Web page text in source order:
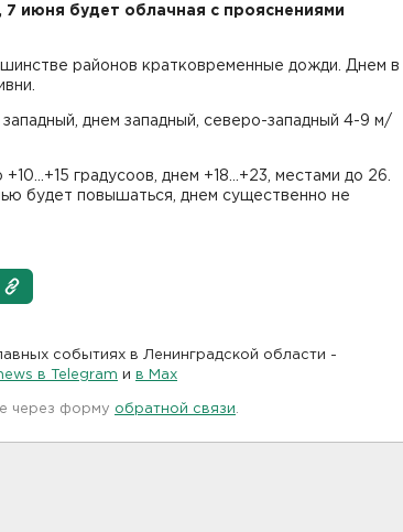
июня будет облачная с прояснениями
районов кратковременные дожди. Днем в
днем западный, северо-западный 4-9 м/
градусоов, днем +18...+23, местами до 26.
будет повышаться, днем существенно не
событиях в Ленинградской области -
в Telegram и в Maх
через форму обратной связи